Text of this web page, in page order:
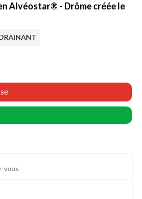
Alvéostar® - Drôme créée le
vous